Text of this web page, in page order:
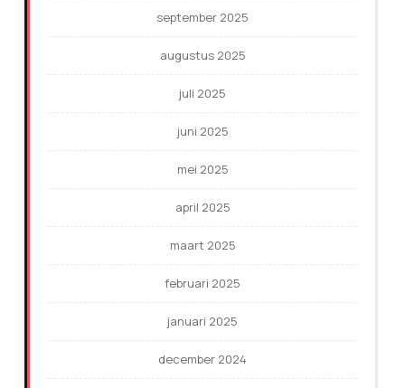
september 2025
augustus 2025
juli 2025
juni 2025
mei 2025
april 2025
maart 2025
februari 2025
januari 2025
december 2024